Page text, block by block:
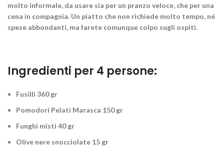
molto informale, da usare sia per un pranzo veloce, che per una
cena in compagnia. Un piatto che non richiede molto tempo, né
spese abbondanti, ma farete comunque colpo sugli ospiti.
Ingredienti per 4 persone:
Fusilli 360 gr
Pomodori Pelati Marasca 150 gr
Funghi misti 40 gr
Olive nere snocciolate 15 gr